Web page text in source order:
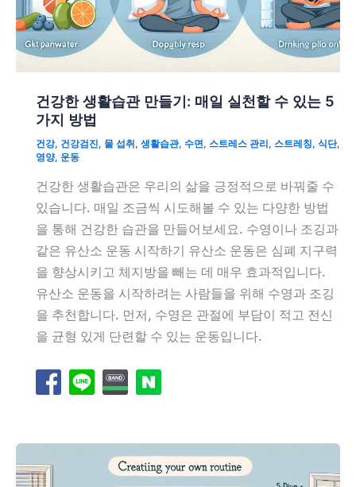
건강한 생활습관 만들기: 매일 실천할 수 있는 5
가지 방법
건강, 건강검진, 물 섭취, 생활습관, 수면, 스트레스 관리, 스트레칭, 식단,
영양, 운동
건강한 생활습관은 우리의 삶을 긍정적으로 바꿔줄 수
있습니다. 매일 조금씩 시도해볼 수 있는 다양한 방법
을 통해 건강한 습관을 만들어보세요. 수영이나 조깅과
같은 유산소 운동 시작하기 유산소 운동은 심폐 지구력
을 향상시키고 체지방을 빼는 데 매우 효과적입니다.
유산소 운동을 시작하려는 사람들을 위해 수영과 조깅
을 추천합니다. 먼저, 수영은 관절에 부담이 적고 전신
을 균형 있게 단련할 수 있는 운동입니다.